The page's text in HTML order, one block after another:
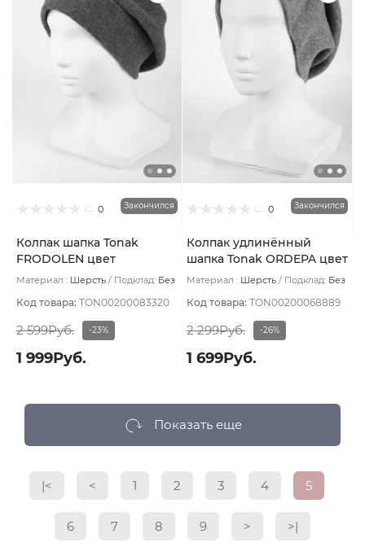
0 Закончился
Колпак шапка Tonak
FRODOLEN цвет
Баклажановый
Материал : Шерсть Подклад: Без
Код товара: TON00200083320
2 599Руб. -23%
1 999Руб.
0 Закончился
Колпак удлинённый
шапка Tonak ORDEPA цвет
Серо-голубой
Материал : Шерсть Подклад: Без
Код товара: TON00200068889
2 299Руб. -26%
1 699Руб.
Показать еще
|< < 1 2 3 4 5
6 7 8 9 > >|